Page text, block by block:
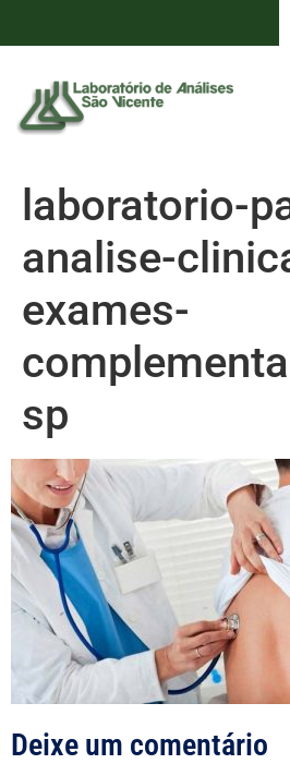
laboratorio-
analise-
exames-
sp
Deixe um comentário